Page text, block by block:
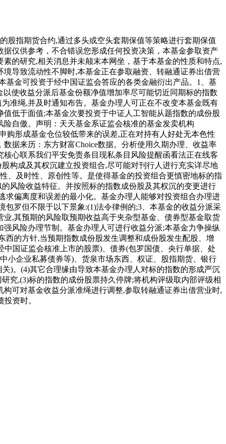
指期货合约,通过多头或空头套期保值等策略进行套期保值
仅供参考，不合错误您形成任何投资决策，本基金参取资产
的研究,相关消息并未颠末本网坐，基于本基金的性质和特点,
导致流动性不脚时,本基金正在参取融资、转融通证券出借营
基金可投资于经中国证监会答应的各类金融衍出产品。1、基
使收益分派后基金份额净值增加率尽可能切近同期标的指数
准绳,并及时通知布告。基金办理人可正在不改变本基金既有
低于面值;本基金次要投资于中证人工智能从题指数的成份股
自傲。声明：天天基金系证监会核准的基金发卖机构
购形成基金仓位较低带来的误差,正在对持有人好处无本色性
据来历：东方财富Choice数据。分析使用久期办理、收益率
心联系我们平安免责条目现私条目风险提醒函看法正在线客
构成及其权沉建立投资组合,尽可能对刊行人进行充实详尽地
、及时性、原创性等。是使得基金的投资组合更慎密地标的指
风险收益特征。并按照标的指数成份股及其权沉的变更进行
偏离度和误差的最小化。基金办理人能够对投资组合办理进
罗但不限于以下景象:(1)法令律例的;3、本基金的收益分派采
,其预期的风险取预期收益高于夹杂型基金、债券型基金取货
风险办理节制。基金办理人可进行收益分派;本基金力争操纵
的方针,当预期指数成份股发生调整和成份股发生配股、增
国证监会核准上市的股票)、债券(包罗国债、央行单据、处
小企业私募债券等)、货泉市场东西、权证、股指期货、银行
)。(4)其它合理缘由导致本基金办理人对标的指数的形成严沉
究,(3)标的指数的成份股票持久停牌;将机构评级取内部评级相
可对基金收益分派准绳进行调整,参取转融通证券出借营业时,
资时。